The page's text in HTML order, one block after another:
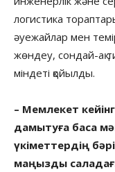
логистика
әуежайлар мен
жөндеу, сондай-ақ
міндеті қойылды.
– Мемлекет
дамытуға баса
үкіметтердің
маңызды